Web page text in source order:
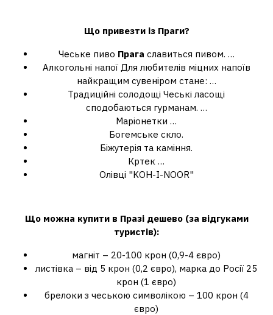
Що привезти із Праги?
Чеське пиво Прага славиться пивом. …
Алкогольні напої Для любителів міцних напоїв
найкращим сувеніром стане: …
Традиційні солодощі Чеські ласощі
сподобаються гурманам. …
Маріонетки …
Богемське скло.
Біжутерія та каміння.
Кртек …
Олівці "KOH-I-NOOR"
Що можна купити в Празідешево (за відгуками
туристів):
магніт – 20-100 крон (0,9-4 євро)
листівка – від 5 крон (0,2 євро), марка до Росії 25
крон (1 євро)
брелоки з чеською символікою – 100 крон (4
євро)